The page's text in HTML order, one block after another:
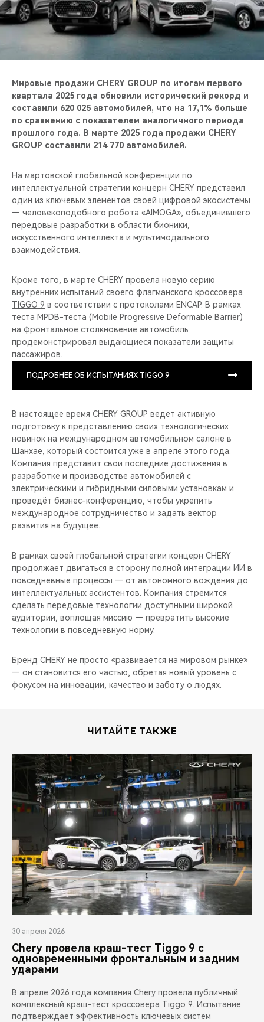
CHERY И СПОРТ
НАШИ МЕРОПРИЯТИЯ
ВИДЕООБЗОРЫ
CHERY ДЛЯ ДЕТЕЙ
Мировые продажи CHERY GROUP по итогам первого
квартала 2025 года обновили исторический рекорд и
составили 620 025 автомобилей, что на 17,1% больше
по сравнению с показателем аналогичного периода
прошлого года. В марте 2025 года продажи CHERY
GROUP составили 214 770 автомобилей.
На мартовской глобальной конференции по
интеллектуальной стратегии концерн CHERY представил
один из ключевых элементов своей цифровой экосистемы
— человекоподобного робота «AIMOGA», объединившего
передовые разработки в области бионики,
искусственного интеллекта и мультимодального
взаимодействия.
Кроме того, в марте CHERY провела новую серию
внутренних испытаний своего флагманского кроссовера
TIGGO 9 в соответствии с протоколами ENCAP. В рамках
теста MPDB-теста (Mobile Progressive Deformable Barrier)
на фронтальное столкновение автомобиль
продемонстрировал выдающиеся показатели защиты
пассажиров.
ПОДРОБНЕЕ ОБ ИСПЫТАНИЯХ TIGGO 9
В настоящее время CHERY GROUP ведет активную
подготовку к представлению своих технологических
новинок на международном автомобильном салоне в
Шанхае, который состоится уже в апреле этого года.
Компания представит свои последние достижения в
разработке и производстве автомобилей с
электрическими и гибридными силовыми установкам и
проведёт бизнес-конференцию, чтобы укрепить
международное сотрудничество и задать вектор
развития на будущее.
В рамках своей глобальной стратегии концерн CHERY
продолжает двигаться в сторону полной интеграции ИИ в
повседневные процессы — от автономного вождения до
интеллектуальных ассистентов. Компания стремится
сделать передовые технологии доступными широкой
аудитории, воплощая миссию — превратить высокие
технологии в повседневную норму.
Бренд CHERY не просто «развивается на мировом рынке»
— он становится его частью, обретая новый уровень с
фокусом на инновации, качество и заботу о людях.
ЧИТАЙТЕ ТАКЖЕ
30 апреля 2026
Chery провела краш-тест Tiggo 9 с
одновременными фронтальным и задним
ударами
В апреле 2026 года компания Chery провела публичный
комплексный краш-тест кроссовера Tiggo 9. Испытание
подтверждает эффективность ключевых систем